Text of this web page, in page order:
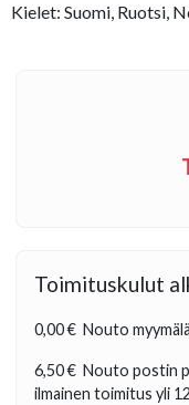
Kielet: Suomi, Ruotsi,
Toimituskulut
0,00 € Nouto
6,50 € Nouto postin
ilmainen toimitus yli